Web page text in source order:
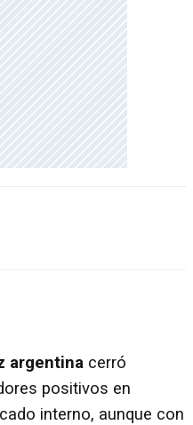
argentina cerró
positivos en
interno, aunque con